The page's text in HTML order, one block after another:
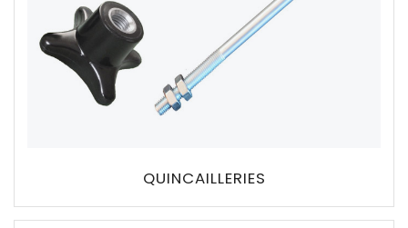
QUINCAILLERIES